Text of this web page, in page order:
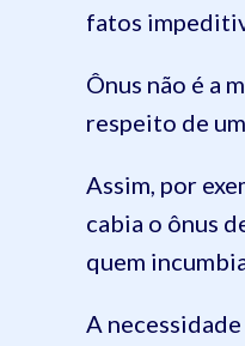
fatos
Ônus não é a
respeito de
Assim, por
cabia o ônus
quem
A